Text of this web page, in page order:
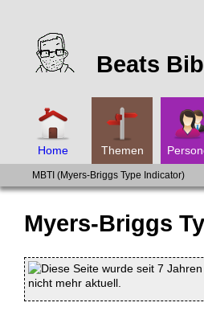
Beats
Home Themen
MBTI (Myers-Briggs Type Indicator)
Myers-Briggs
Diese Seite wurde seit 7
nicht mehr aktuell.